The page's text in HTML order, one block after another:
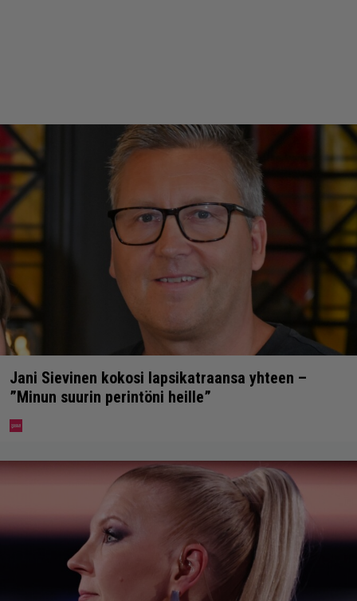
Jani Sievinen kokosi lapsikatraansa yhteen –
”Minun suurin perintöni heille”